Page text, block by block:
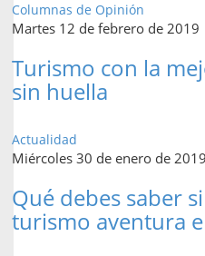
Columnas de Opinión
Martes 12 de febrero de 2019
Turismo con la
sin huella
Actualidad
Miércoles 30 de enero de 2019
Qué debes saber
turismo aventura